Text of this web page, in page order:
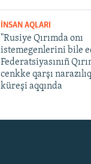
İNSAN AQLARI
"Rusiye Qırımda onı
istemegenlerini bile
Federatsiyasınıñ
cenkke qarşı
küreşi aqqında